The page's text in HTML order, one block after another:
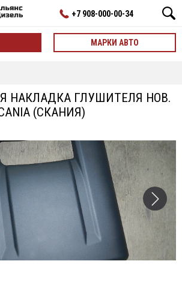
+7 908-000-00-34
МАРКИ АВТО
НАКЛАДКА ГЛУШИТЕЛЯ НОВ.
(СКАНИЯ)